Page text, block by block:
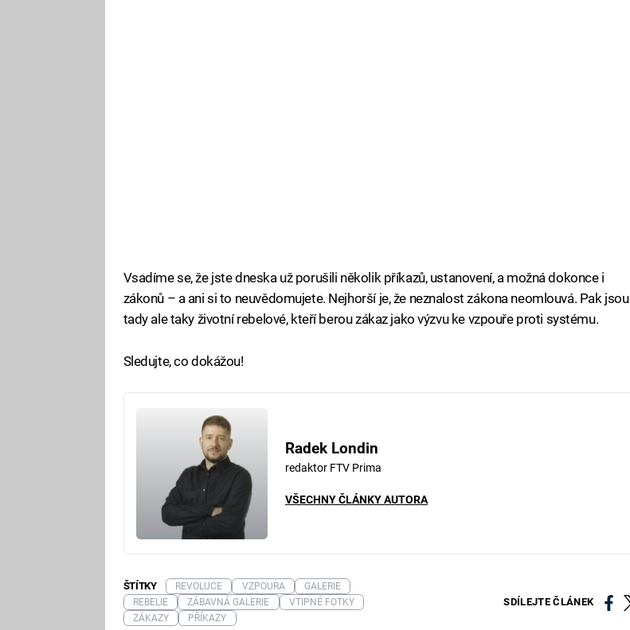
Vsadíme se, že jste dneska už porušili několik příkazů, ustanovení, a možná dokonce i
zákonů – a ani si to neuvědomujete. Nejhorší je, že neznalost zákona neomlouvá. Pak jsou
tady ale taky životní rebelové, kteří berou zákaz jako výzvu ke vzpouře proti systému.
Sledujte, co dokážou!
Radek Londin
redaktor FTV Prima
VŠECHNY ČLÁNKY AUTORA
SDÍLEJTE ČLÁNEK
ŠTÍTKY REVOLUCE VZPOURA
GALERIE
REBELIE
ZÁBAVNÁ GALERIE
VTIPNÉ FOTKY
ZÁKAZY
PŘÍKAZY